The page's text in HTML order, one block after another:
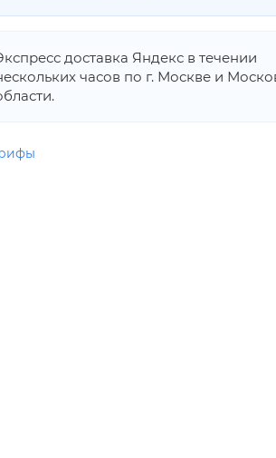
доставка Яндекс в течении
часов по г. Москве и